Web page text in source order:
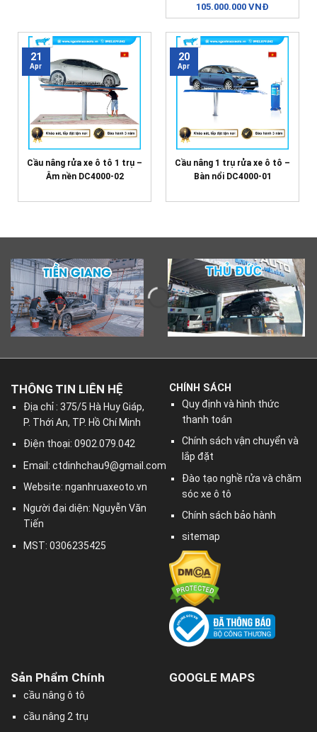
105.000.000 VNĐ
Cầu nâng rửa xe ô tô 1 trụ –
Âm nền DC4000-02
21
Apr
Cầu nâng 1 trụ rửa xe ô tô –
Bàn nổi DC4000-01
20
Apr
THÔNG TIN LIÊN HỆ
Địa chỉ : 375/5 Hà Huy Giáp,
P. Thới An, TP. Hồ Chí Minh
Điện thoại: 0902.079.042
Email:ctdinhchau9@gmail.com
Website: nganhruaxeoto.vn
Người đại diện: Nguyễn Văn
Tiến
MST: 0306235425
CHÍNH SÁCH
Quy định và hình thức
thanh toán
Chính sách vận chuyển và
lắp đặt
Đào tạo nghề rửa và chăm
sóc xe ô tô
Chính sách bảo hành
sitemap
Sản Phẩm Chính
cầu nâng ô tô
cầu nâng 2 trụ
GOOGLE MAPS